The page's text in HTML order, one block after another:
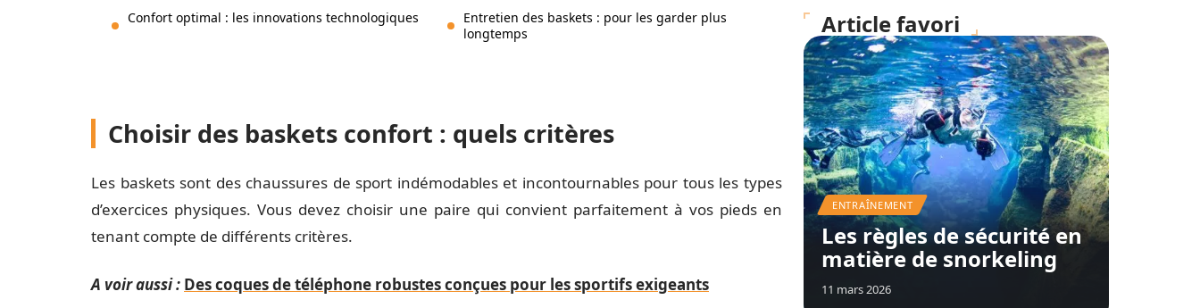
Confort optimal : les innovations technologiques
Entretien des baskets : pour les garder plus
longtemps
Choisir des baskets confort : quels critères
Les baskets sont des chaussures de sport indémodables et incontournables pour tous les types
d’exercices physiques. Vous devez choisir une paire qui convient parfaitement à vos pieds en
tenant compte de différents critères.
A voir aussi : Des coques de téléphone robustes conçues pour les sportifs exigeants
Article favori
ENTRAÎNEMENT
Les règles de sécurité en
matière de snorkeling
11 mars 2026